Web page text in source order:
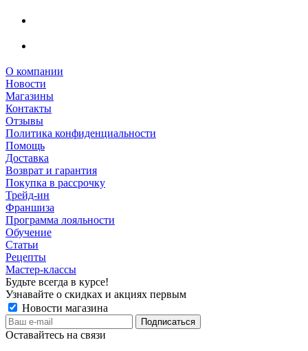
О компании
Новости
Магазины
Контакты
Отзывы
Политика конфиденциальности
Помощь
Доставка
Возврат и гарантия
Покупка в рассрочку
Трейд-ин
Франшиза
Программа лояльности
Обучение
Статьи
Рецепты
Мастер-классы
Будьте всегда в курсе!
Узнавайте о скидках и акциях первым
Новости магазина
Оставайтесь на связи